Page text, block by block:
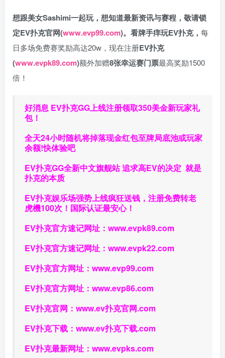
想跟美女Sashimi一起玩， 想知道最新资讯与赛程， 敬请锁
定EV扑克官网(www.evp99.com)。 看牌手痒玩EV扑克， 每
日多场免费赛奖励高达20w，现在注册EV扑克
(www.evpk89.com)额外加赠8张幸运赛门票最高奖励1500
倍！
好消息 EV扑克GG上线注册领取350美金新玩家礼
包！
全天24小时随机将掉落现金红包至牌局底池或玩家
余额!快体验吧
EV扑克GG全新中文旗舰站追求高EV的决定 就是
扑克的本质
EV扑克娱乐场强势上线疯狂送钱，注册免费转老
虎機100次！国际认证最安心！
EV扑克官方速记网址： www.evpk89.com
EV扑克官方速记网址： www.evpk22.com
EV扑克官方网址： www.evp99.com
EV扑克官方网址： www.evp86.com
EV扑克官网： www.ev扑克官网.com
EV扑克下载： www.ev扑克下载.com
EV扑克最新网址： www.evpks.com